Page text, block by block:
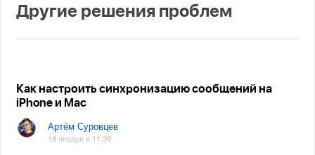
Другие решения проблем
Как настроить синхронизацию сообщений на
iPhone и Mac
Артём Суровцев
18 января в 11:39